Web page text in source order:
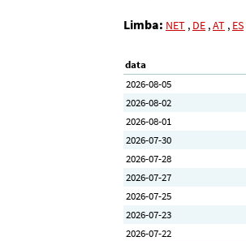
Limba: NET , DE ,AT , ES
data
2026-08-05
2026-08-02
2026-08-01
2026-07-30
2026-07-28
2026-07-27
2026-07-25
2026-07-23
2026-07-22